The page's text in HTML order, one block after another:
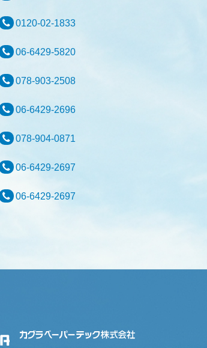
0120-02-1833
06-6429-5820
078-903-2508
06-6429-2696
078-904-0871
06-6429-2697
06-6429-2697